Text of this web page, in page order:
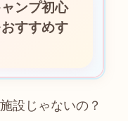
ンプ初心
すすめす
設じゃないの？